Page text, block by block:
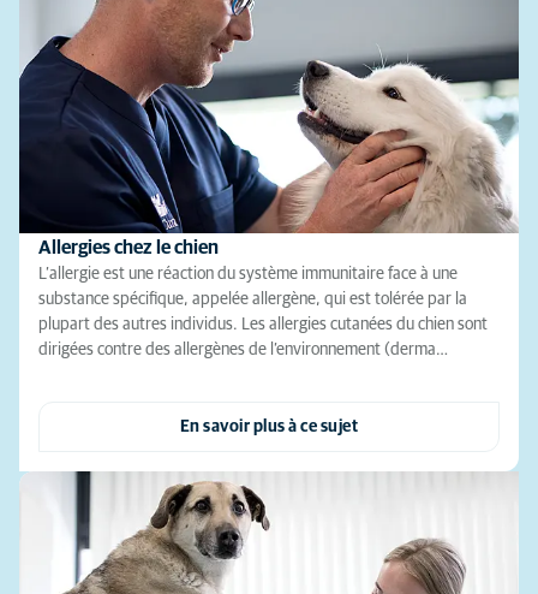
Allergies chez le chien
L’allergie est une réaction du système immunitaire face à une
substance spécifique, appelée allergène, qui est tolérée par la
plupart des autres individus. Les allergies cutanées du chien sont
dirigées contre des allergènes de l’environnement (derma…
En savoir plus à ce sujet